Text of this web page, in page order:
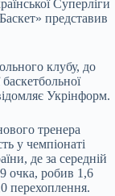
Суперліги
представив
клубу, до
Укрінформ.
тренера
у чемпіонаті
де за середній
очка, робив 1,6
перехоплення.